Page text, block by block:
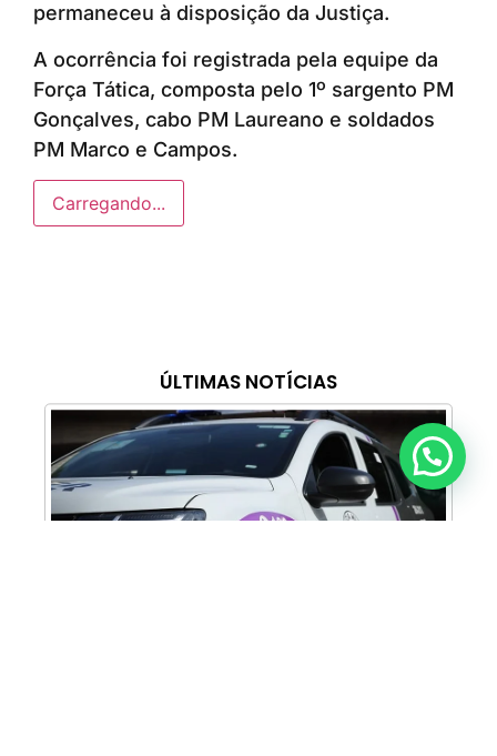
ÚLTIMAS NOTÍCIAS
permaneceu à disposição da Justiça.
A ocorrência foi registrada pela equipe da
Força Tática, composta pelo 1º sargento PM
Gonçalves, cabo PM Laureano e soldados
PM Marco e Campos.
Carregando...
Anunciar ou recomendar matéria